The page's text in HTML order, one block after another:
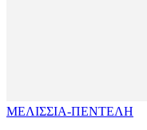
ΜΕΛΙΣΣΙΑ-ΠΕΝΤΕΛΗ